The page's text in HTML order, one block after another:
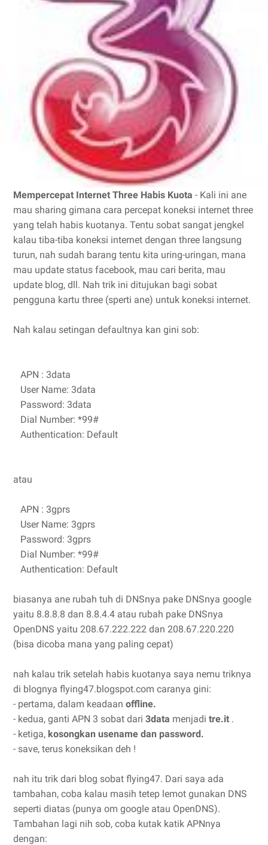
Mempercepat Internet Three Habis Kuota - Kali ini ane
mau sharing gimana cara percepat koneksi internet three
yang telah habis kuotanya. Tentu sobat sangat jengkel
kalau tiba-tiba koneksi internet dengan three langsung
turun, nah sudah barang tentu kita uring-uringan, mana
mau update status facebook, mau cari berita, mau
update blog, dll. Nah trik ini ditujukan bagi sobat
pengguna kartu three (sperti ane) untuk koneksi internet.
Nah kalau setingan defaultnya kan gini sob:
APN : 3data
User Name: 3data
Password: 3data
Dial Number: *99#
Authentication: Default
atau
APN : 3gprs
User Name: 3gprs
Password: 3gprs
Dial Number: *99#
Authentication: Default
biasanya ane rubah tuh di DNSnya pake DNSnya google
yaitu 8.8.8.8 dan 8.8.4.4 atau rubah pake DNSnya
OpenDNS yaitu 208.67.222.222 dan 208.67.220.220
(bisa dicoba mana yang paling cepat)
nah kalau trik setelah habis kuotanya saya nemu triknya
di blognya flying47.blogspot.com caranya gini:
- pertama, dalam keadaan offline.
- kedua, ganti APN 3 sobat dari 3data menjadi tre.it .
- ketiga, kosongkan usename dan password.
- save, terus koneksikan deh !
nah itu trik dari blog sobat flying47. Dari saya ada
tambahan, coba kalau masih tetep lemot gunakan DNS
seperti diatas (punya om google atau OpenDNS).
Tambahan lagi nih sob, coba kutak katik APNnya
dengan: